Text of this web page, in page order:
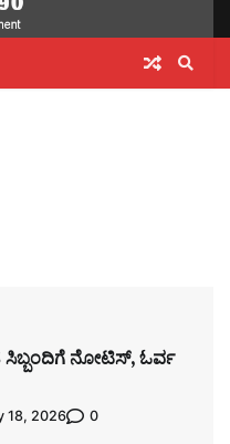
3 ಸಿಬ್ಬಂದಿಗೆ ನೋಟಿಸ್, ಓರ್ವ
18, 2026 0